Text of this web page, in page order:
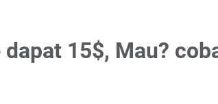
15$, Mau?